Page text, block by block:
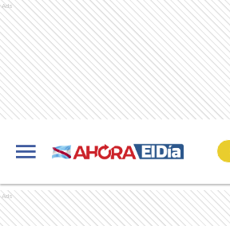
Ads
Ads